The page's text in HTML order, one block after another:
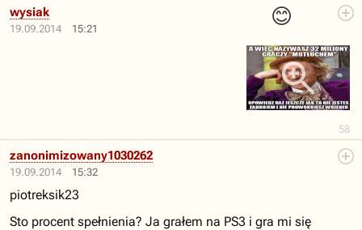
19.09.2014 15:21
😊
58
wysiak
19.09.2014 15:32
zanonimizowany1030262
piotreksik23
Sto procent spełnienia? Ja grałem na PS3 i gra mi się